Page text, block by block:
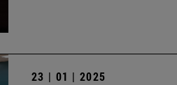
23 | 01 | 2025